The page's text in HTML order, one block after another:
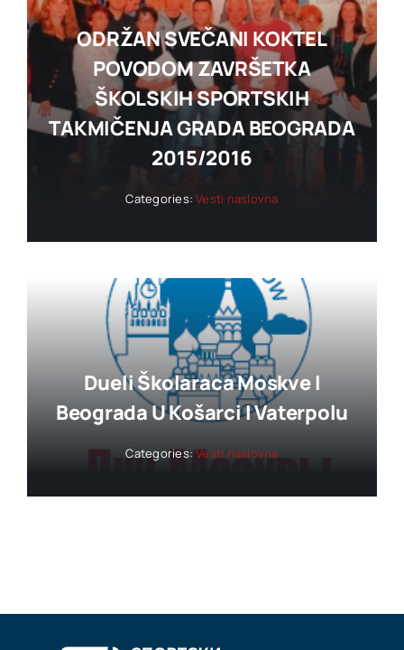
ODRŽAN SVEČANI KOKTEL
POVODOM ZAVRŠETKA
ŠKOLSKIH SPORTSKIH
TAKMIČENJA GRADA BEOGRADA
2015/2016
Categories:Vesti naslovna
Dueli Školaraca Moskve I
Beograda U Košarci I Vaterpolu
Categories:Vesti naslovna